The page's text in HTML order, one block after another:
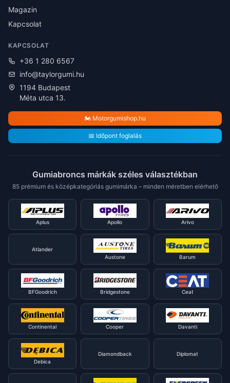
Magazin
Kapcsolat
KAPCSOLAT
+36 1 280 6567
info@taylorgumi.hu
1194 Budapest
Méta utca 13.
🏍️ Motorgumishop.hu
📅 Időpont foglalás
Gumiabroncs márkák széles választékban
85 prémium és középkategóriás gumimárka – minden méretben elérhető
Aplus Apollo Arivo
Atlander
Austone
Barum
BFGoodrich Bridgestone Ceat
Continental Cooper Davanti
Debica
Diamondback Diplomat